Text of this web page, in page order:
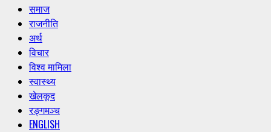
Primary
Menu
समाज
राजनीति
अर्थ
विचार
विश्व मामिला
स्वास्थ्य
खेलकूद
रङ्गमञ्च
ENGLISH